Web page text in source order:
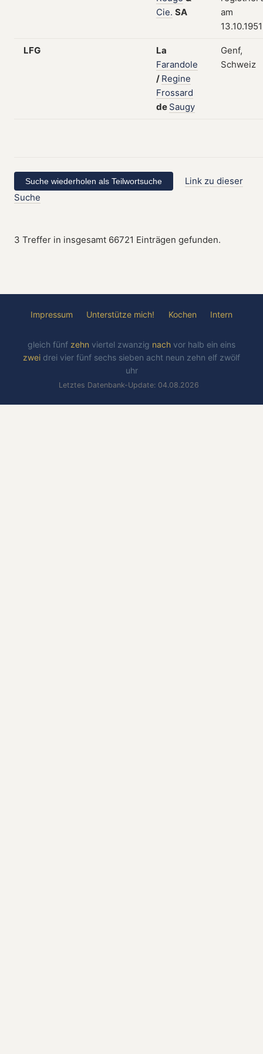
Cie. SA
am
13.10.1951
LFG
La
Farandole
/ Regine
Frossard
de Saugy
Genf,
Schweiz
Link zu dieser
Suche
3 Treffer in insgesamt 66721 Einträgen gefunden.
Impressum Unterstütze mich! Kochen Intern
gleich fünf zehn viertel zwanzig nach vor halb ein eins
zwei drei vier fünf sechs sieben acht neun zehn elf zwölf
uhr
Letztes Datenbank-Update: 04.08.2026